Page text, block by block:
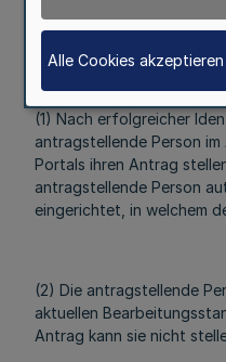
(1) Nach erfolgreicher
antragstellende Person
Portals ihren Antrag
antragstellende Person
eingerichtet, in welchem
(2) Die antragstellende
aktuellen
Antrag kann sie nicht
Alle Cookies akzeptieren